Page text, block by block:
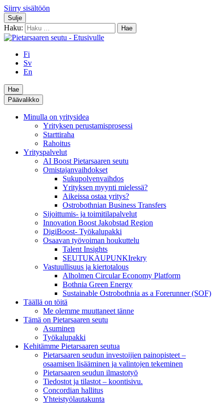
Siirry sisältöön
Sulje
Haku:
Fi
Sv
En
Hae
Päävalikko
Minulla on yritysidea
Yrityksen perustamisprosessi
Starttiraha
Rahoitus
Yrityspalvelut
AI Boost Pietarsaaren seutu
Omistajanvaihdokset
Sukupolvenvaihdos
Yrityksen myynti mielessä?
Aikeissa ostaa yritys?
Ostrobothnian Business Transfers
Sijoittumis- ja toimitilapalvelut
Innovation Boost Jakobstad Region
DigiBoost- Työkalupakki
Osaavan työvoiman houkuttelu
Talent Insights
SEUTUKAUPUNKIrekry
Vastuullisuus ja kiertotalous
Alholmen Circular Economy Platform
Bothnia Green Energy
Sustainable Ostrobothnia as a Forerunner (SOF)
Täällä on töitä
Me olemme muuttaneet tänne
Tämä on Pietarsaaren seutu
Asuminen
Työkalupakki
Kehitämme Pietarsaaren seutua
Pietarsaaren seudun investoijien painopisteet –
osaamisen lisääminen ja valintojen tekeminen
Pietarsaaren seudun ilmastotyö
Tiedostot ja tilastot – koontisivu.
Concordian hallitus
Yhteistyölautakunta